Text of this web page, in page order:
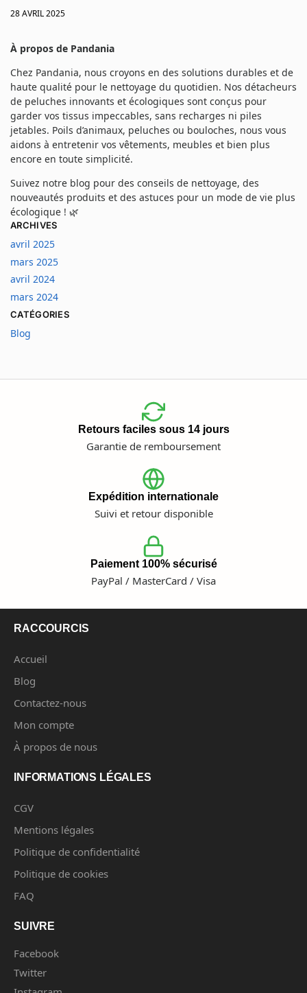
28 AVRIL 2025
À propos de Pandania
Chez Pandania, nous croyons en des solutions durables et de
haute qualité pour le nettoyage du quotidien. Nos détacheurs
de peluches innovants et écologiques sont conçus pour
garder vos tissus impeccables, sans recharges ni piles
jetables. Poils d’animaux, peluches ou bouloches, nous vous
aidons à entretenir vos vêtements, meubles et bien plus
encore en toute simplicité.
Suivez notre blog pour des conseils de nettoyage, des
nouveautés produits et des astuces pour un mode de vie plus
écologique ! 🌿
ARCHIVES
avril 2025
mars 2025
avril 2024
mars 2024
CATÉGORIES
Blog
Retours faciles sous 14 jours
Garantie de remboursement
Expédition internationale
Suivi et retour disponible
Paiement 100% sécurisé
PayPal / MasterCard / Visa
RACCOURCIS
Accueil
Blog
Contactez-nous
Mon compte
À propos de nous
INFORMATIONS LÉGALES
CGV
Mentions légales
Politique de confidentialité
Politique de cookies
FAQ
SUIVRE
Facebook
Twitter